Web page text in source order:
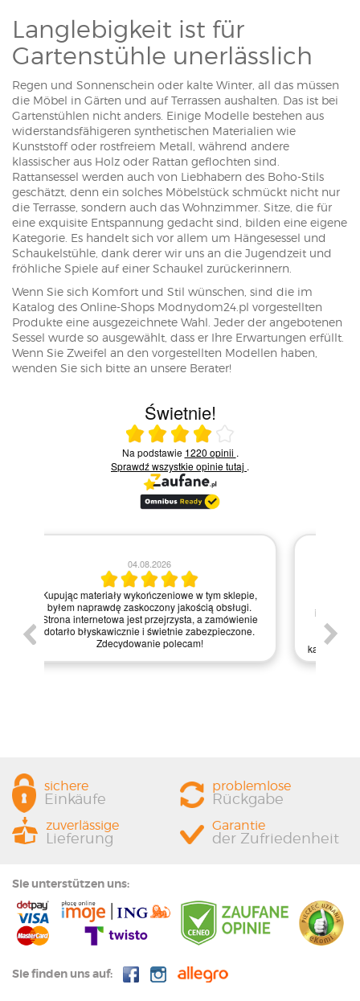
Langlebigkeit ist für
Gartenstühle unerlässlich
Regen und Sonnenschein oder kalte Winter, all das müssen
die Möbel in Gärten und auf Terrassen aushalten. Das ist bei
Gartenstühlen nicht anders. Einige Modelle bestehen aus
widerstandsfähigeren synthetischen Materialien wie
Kunststoff oder rostfreiem Metall, während andere
klassischer aus Holz oder Rattan geflochten sind.
Rattansessel werden auch von Liebhabern des Boho-Stils
geschätzt, denn ein solches Möbelstück schmückt nicht nur
die Terrasse, sondern auch das Wohnzimmer. Sitze, die für
eine exquisite Entspannung gedacht sind, bilden eine eigene
Kategorie. Es handelt sich vor allem um Hängesessel und
Schaukelstühle, dank derer wir uns an die Jugendzeit und
fröhliche Spiele auf einer Schaukel zurückerinnern.
Wenn Sie sich Komfort und Stil wünschen, sind die im
Katalog des Online-Shops Modnydom24.pl vorgestellten
Produkte eine ausgezeichnete Wahl. Jeder der angebotenen
Sessel wurde so ausgewählt, dass er Ihre Erwartungen erfüllt.
Wenn Sie Zweifel an den vorgestellten Modellen haben,
wenden Sie sich bitte an unsere Berater!
Świetnie!
Ocena średnia 4 na 5
Na podstawie 1220 opinii .
Sprawdź wszystkie opinietutaj .
Zamówienie zrealizowane błyskawicznie, a
materiały dotarły w idealnym stanie. Strona
internetowa jest bardzo intuicyjna, co ułatwiło mi
zakupy, a dodatkowo paczka była starannie
zapakowana. Zdecydowanie polecam ten sklep
każdemu, kto szuka jakości i profesjonalnej obsługi!
sichere
Einkäufe
problemlose
Rückgabe
zuverlässige
Lieferung
Garantie
der Zufriedenheit
Sie unterstützen uns:
Sie finden uns auf: